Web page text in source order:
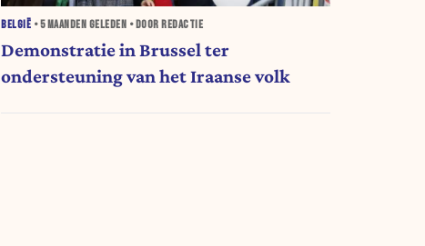
BELGIË •5 MAANDEN GELEDEN • DOOR REDACTIE
Demonstratie in Brussel ter
ondersteuning van het Iraanse volk